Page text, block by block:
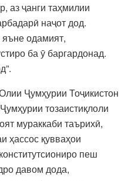
аз ҷанги таҳмилии
наҷот дод.
одамият,
ба ӯ баргардонад.
Ҷумҳурии Тоҷикистон
тозаистиқлоли
мураккаби таърихӣ,
ҳассос қувваҳои
пеш
давом дода,